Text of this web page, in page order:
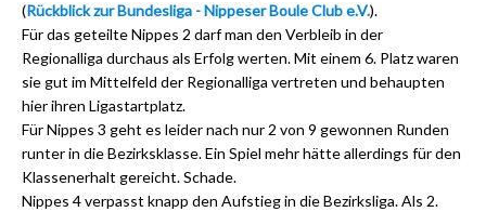
(Rückblick zur Bundesliga - Nippeser Boule Club e.V.).
Für das geteilte Nippes 2 darf man den Verbleib in der
Regionalliga durchaus als Erfolg werten. Mit einem 6. Platz waren
sie gut im Mittelfeld der Regionalliga vertreten und behaupten
hier ihren Ligastartplatz.
Für Nippes 3 geht es leider nach nur 2 von 9 gewonnen Runden
runter in die Bezirksklasse. Ein Spiel mehr hätte allerdings für den
Klassenerhalt gereicht. Schade.
Nippes 4 verpasst knapp den Aufstieg in die Bezirksliga. Als 2.